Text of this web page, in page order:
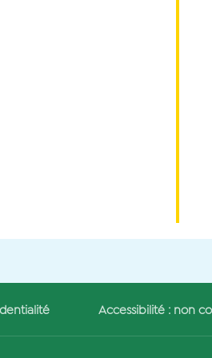
Accessibilité : non